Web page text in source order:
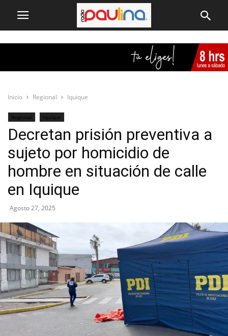
Inicio Regional Iquique
Regional Iquique
Decretan prisión preventiva a
sujeto por homicidio de
hombre en situación de calle
en Iquique
Agosto 27, 2025